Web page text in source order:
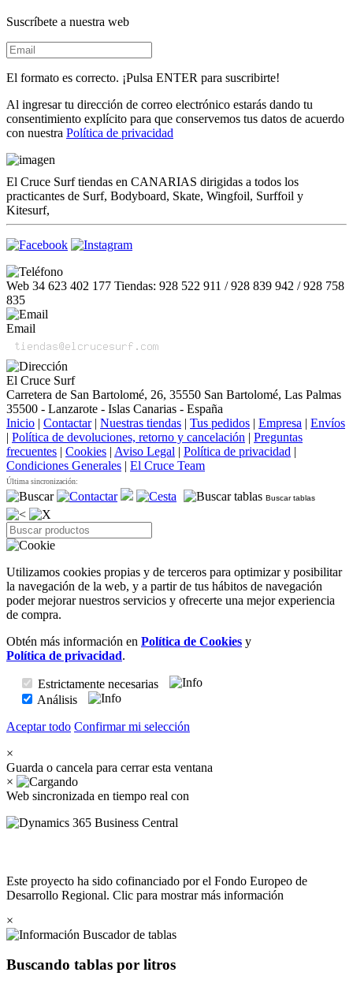
Suscríbete a nuestra web
El formato es correcto. ¡Pulsa ENTER para suscribirte!
Al ingresar tu dirección de correo electrónico estarás dando tu
consentimiento explícito para que conservemos tus datos de acuerdo
con nuestra Política de privacidad
El Cruce Surf tiendas en CANARIAS dirigidas a todos los
practicantes de Surf, Bodyboard, Skate, Wingfoil, Surffoil y
Kitesurf,
Web 34 623 402 177 Tiendas: 928 522 911 / 928 839 942 / 928 758
835
Email
El Cruce Surf
Carretera de San Bartolomé, 26, 35550 San Bartolomé, Las Palmas
35500 - Lanzarote - Islas Canarias - España
Inicio | Contactar | Nuestras tiendas | Tus pedidos | Empresa | Envíos
| Política de devoluciones, retorno y cancelación | Preguntas
frecuentes | Cookies | Aviso Legal | Política de privacidad |
Condiciones Generales | El Cruce Team
Última sincronización:
Buscar tablas
Utilizamos cookies propias y de terceros para optimizar y posibilitar
la navegación de la web, y a partir de tus hábitos de navegación
poder mejorar nuestros servicios y ofrecerte una mejor experiencia
de compra.
Obtén más información en Política de Cookies y
Política de privacidad.
Estrictamente necesarias
Análisis
Aceptar todo Confirmar mi selección
×
Guarda o cancela para cerrar esta ventana
×
Web sincronizada en tiempo real con
Este proyecto ha sido cofinanciado por el Fondo Europeo de
Desarrollo Regional. Clic para mostrar más información
×
Buscador de tablas
Buscando tablas por litros